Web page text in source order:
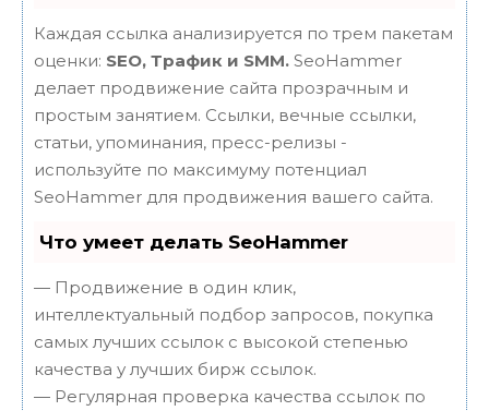
Каждая ссылка анализируется по трем пакетам
оценки: SEO, Трафик и SMM. SeoHammer
делает продвижение сайта прозрачным и
простым занятием. Ссылки, вечные ссылки,
статьи, упоминания, пресс-релизы -
используйте по максимуму потенциал
SeoHammer для продвижения вашего сайта.
Что умеет делать SeoHammer
— Продвижение в один клик,
интеллектуальный подбор запросов, покупка
самых лучших ссылок с высокой степенью
качества у лучших бирж ссылок.
— Регулярная проверка качества ссылок по